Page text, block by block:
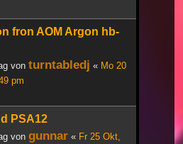
fron AOM Argon hb-
von turntabledj « Mo 20
pm
PSA12
von gunnar « Fr 25 Okt,